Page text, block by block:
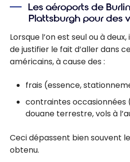
Les aéroports de
Plattsburgh pour des
Lorsque l’on est seul ou à
de justifier le fait d’aller dans
américains, à cause des :
frais (essence,
contraintes occasionnées
douane terrestre, vols à
Ceci dépassent bien souvent
obtenu.